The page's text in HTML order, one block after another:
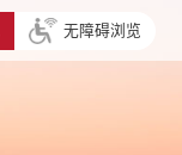
无障碍浏览